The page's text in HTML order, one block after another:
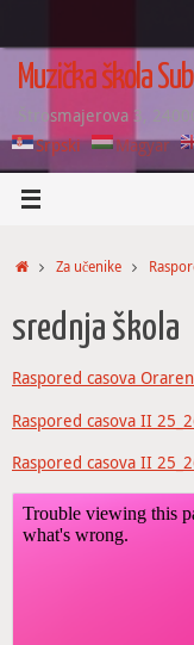
content
Muzička škola
Štrosmajerova 3,
Srpski
Magyar
HomeZa učenike
srednja škola
Raspored casova
Raspored casova II
Raspored casova II